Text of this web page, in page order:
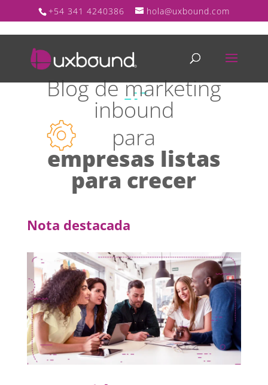
+54 341 4240386 hola@uxbound.com
Blog de marketing
inbound
para
empresas listas
para crecer
Nota destacada